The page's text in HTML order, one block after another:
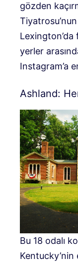
gözden
yerler
Instagram’a
Ashland:
Bu 18 odalı
Kentucky’nin